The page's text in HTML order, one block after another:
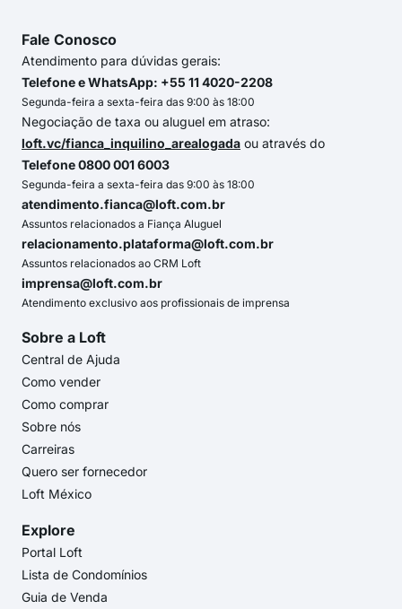
Fale Conosco
Atendimento para dúvidas gerais:
Telefone e WhatsApp: +55 11 4020-2208
Segunda-feira a sexta-feira das 9:00 às 18:00
Negociação de taxa ou aluguel em atraso:
loft.vc/fianca_inquilino_arealogada ou através do
Telefone 0800 001 6003
Segunda-feira a sexta-feira das 9:00 às 18:00
atendimento.fianca@loft.com.br
Assuntos relacionados a Fiança Aluguel
relacionamento.plataforma@loft.com.br
Assuntos relacionados ao CRM Loft
imprensa@loft.com.br
Atendimento exclusivo aos profissionais de imprensa
Sobre a Loft
Central de Ajuda
Como vender
Como comprar
Sobre nós
Carreiras
Quero ser fornecedor
Loft México
Explore
Portal Loft
Lista de Condomínios
Guia de Venda